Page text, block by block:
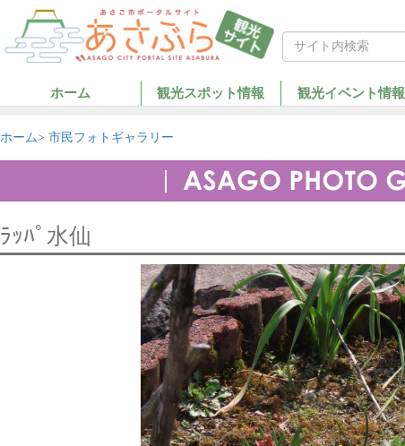
ホーム 観光スポット情報 観光イベント情報
ホーム 市民フォトギャラリー
ﾗｯﾊﾟ水仙